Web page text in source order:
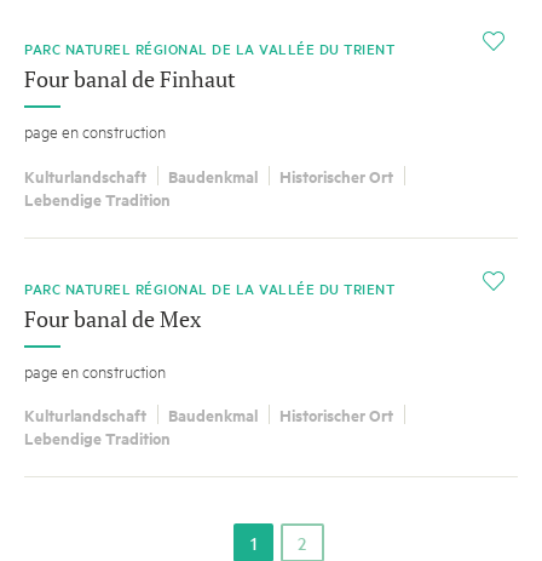
i
PARC NATUREL RÉGIONAL DE LA VALLÉE DU TRIENT
Four banal de Finhaut
page en construction
Kulturlandschaft Baudenkmal
Historischer Ort
Lebendige Tradition
i
PARC NATUREL RÉGIONAL DE LA VALLÉE DU TRIENT
Four banal de Mex
page en construction
Kulturlandschaft Baudenkmal
Historischer Ort
Lebendige Tradition
1 2